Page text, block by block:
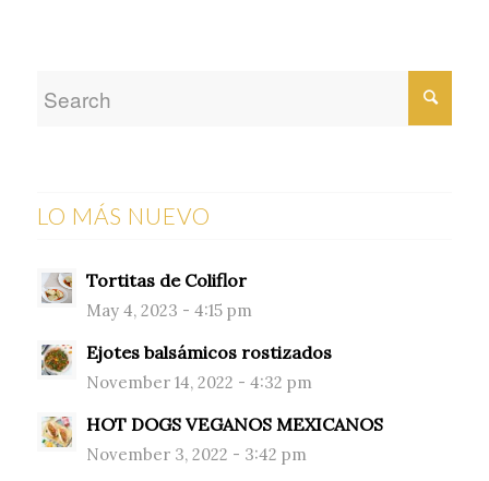
LO MÁS NUEVO
Tortitas de Coliflor
May 4, 2023 - 4:15 pm
Ejotes balsámicos rostizados
November 14, 2022 - 4:32 pm
HOT DOGS VEGANOS MEXICANOS
November 3, 2022 - 3:42 pm